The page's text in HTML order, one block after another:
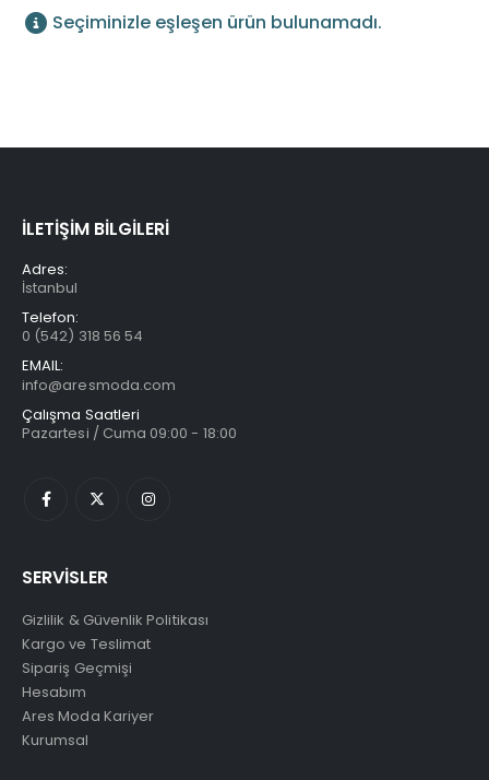
Seçiminizle eşleşen ürün bulunamadı.
İLETİŞİM BİLGİLERİ
Adres:
İstanbul
Telefon:
0 (542) 318 56 54
EMAIL:
info@aresmoda.com
Çalışma Saatleri
Pazartesi / Cuma 09:00 - 18:00
SERVİSLER
Gizlilik & Güvenlik Politikası
Kargo ve Teslimat
Sipariş Geçmişi
Hesabım
Ares Moda Kariyer
Kurumsal